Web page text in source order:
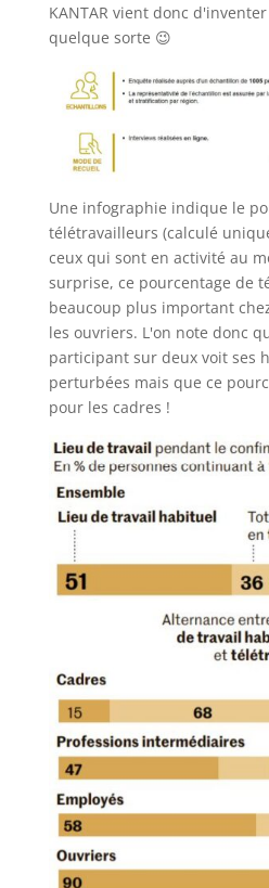
KANTAR vient donc
quelque sorte 😉
Une infographie indique le
télétravailleurs (calculé
ceux qui sont en activité au
surprise, ce pourcentage de
beaucoup plus important
les ouvriers. L'on note donc
participant sur deux voit ses
perturbées mais que ce
pour les cadres !